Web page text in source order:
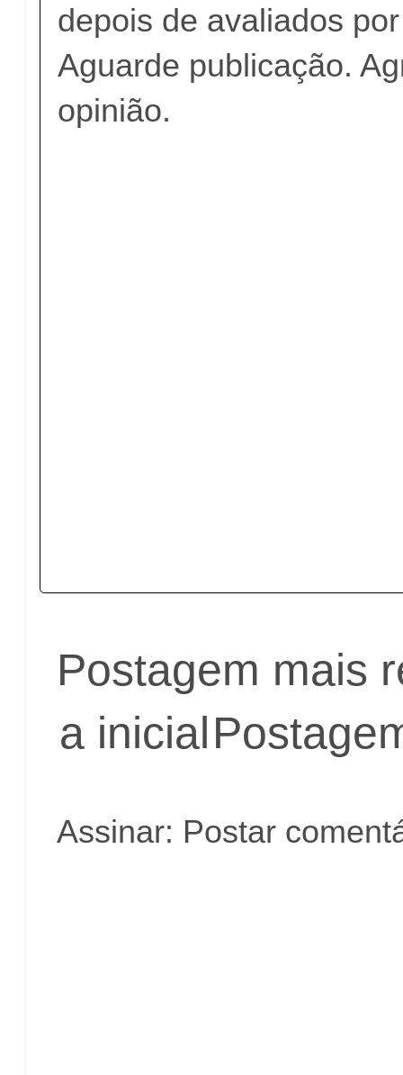
depois de avaliados
Aguarde publicação.
opinião.
Postagem mais
a inicial
Assinar: Postar